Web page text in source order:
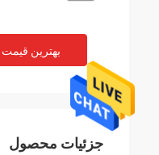
بهترین قیمت
جزئیات محصول